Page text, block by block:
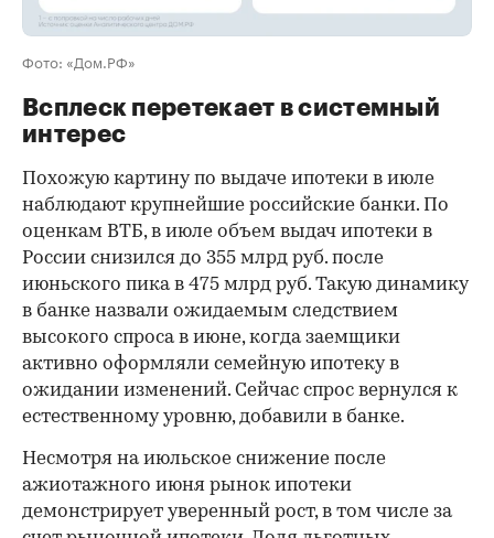
Фото: «Дом.РФ»
Всплеск перетекает в системный
интерес
Похожую картину по выдаче ипотеки в июле
наблюдают крупнейшие российские банки. По
оценкам ВТБ, в июле объем выдач ипотеки в
России снизился до 355 млрд руб. после
июньского пика в 475 млрд руб. Такую динамику
в банке назвали ожидаемым следствием
высокого спроса в июне, когда заемщики
активно оформляли семейную ипотеку в
ожидании изменений. Сейчас спрос вернулся к
естественному уровню, добавили в банке.
Несмотря на июльское снижение после
ажиотажного июня рынок ипотеки
демонстрирует уверенный рост, в том числе за